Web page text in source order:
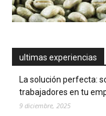
ultimas experiencias
La solución perfecta:
trabajadores en tu
9 diciembre, 2025